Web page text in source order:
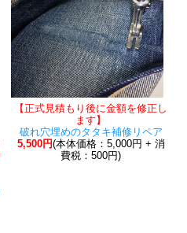
【正式見積もり後に金額を修正し
ます】
破れ穴埋めのタタキ補修リペア
5,500円(本体価格：5,000円 + 消
費税：500円)